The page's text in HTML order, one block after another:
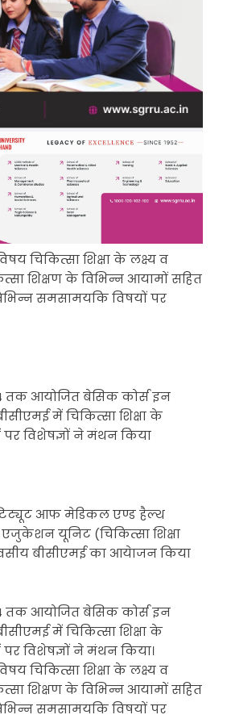
चिकित्सा शिक्षा के लक्ष्य व
शिक्षण के विभिन्न आयामों सहित
समसामयकि विषयों पर
तक आयोजित बेसिक कोर्स इन
में चिकित्सा शिक्षा के
विशेषज्ञों ने मंथन किया
आफ मेडिकल एण्ड हैल्थ
यूनिट (चिकित्सा शिक्षा
बीसीएमई का आयेाजन किया
तक आयोजित बेसिक कोर्स इन
में चिकित्सा शिक्षा के
विशेषज्ञों ने मंथन किया।
चिकित्सा शिक्षा के लक्ष्य व
शिक्षण के विभिन्न आयामों सहित
समसामयकि विषयों पर